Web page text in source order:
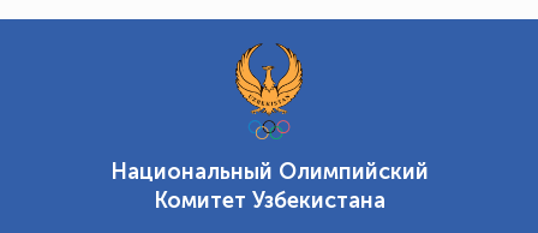
Национальный Олимпийский
Комитет Узбекистана